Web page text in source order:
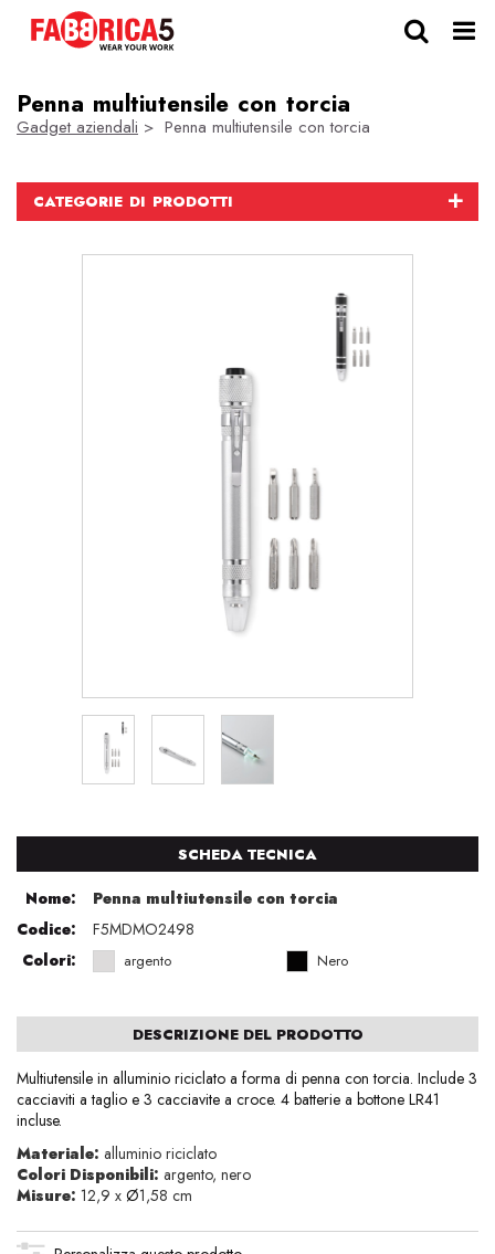
Penna multiutensile con torcia
Gadget aziendali > Penna multiutensile con torcia
CATEGORIE DI PRODOTTI
SCHEDA TECNICA
Nome:
Penna multiutensile con torcia
Codice:
F5MDMO2498
Colori:
argento Nero
DESCRIZIONE DEL PRODOTTO
Multiutensile in alluminio riciclato a forma di penna con torcia. Include 3
cacciaviti a taglio e 3 cacciavite a croce. 4 batterie a bottone LR41
incluse.
Materiale: alluminio riciclato
Colori Disponibili: argento, nero
Misure: 12,9 x Ø1,58 cm